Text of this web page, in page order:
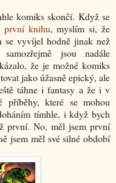
komiks skončí. Když se
první knihu, myslím si, že
se vyvíjel hodně jinak než
jsou nadále
že je možné komiks
jako úžasně epický, ale
táhne i fantasy a že i v
příběhy, které se mohou
tímhle, i když bych
první. No, měl jsem první
jsem měl své silné období